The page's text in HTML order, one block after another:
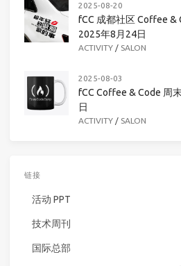
2025-08-20
fCC 成都社区 Coffee &
2025年8月24日
ACTIVITY / SALON
2025-08-03
fCC Coffee & Code 周
日
ACTIVITY / SALON
链接
活动 PPT
技术周刊
国际总部